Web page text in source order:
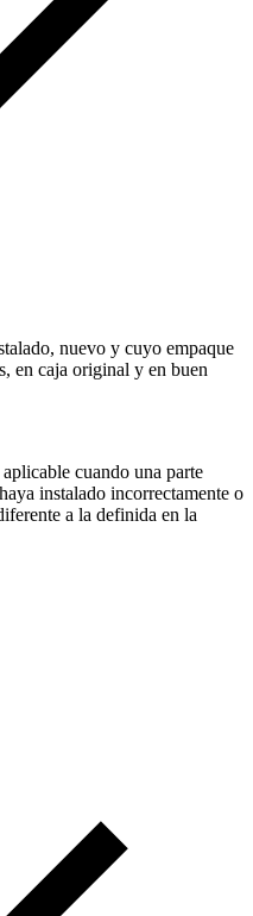
nuevo y cuyo empaque
en caja original y en buen
cuando una parte
instalado incorrectamente o
a la definida en la